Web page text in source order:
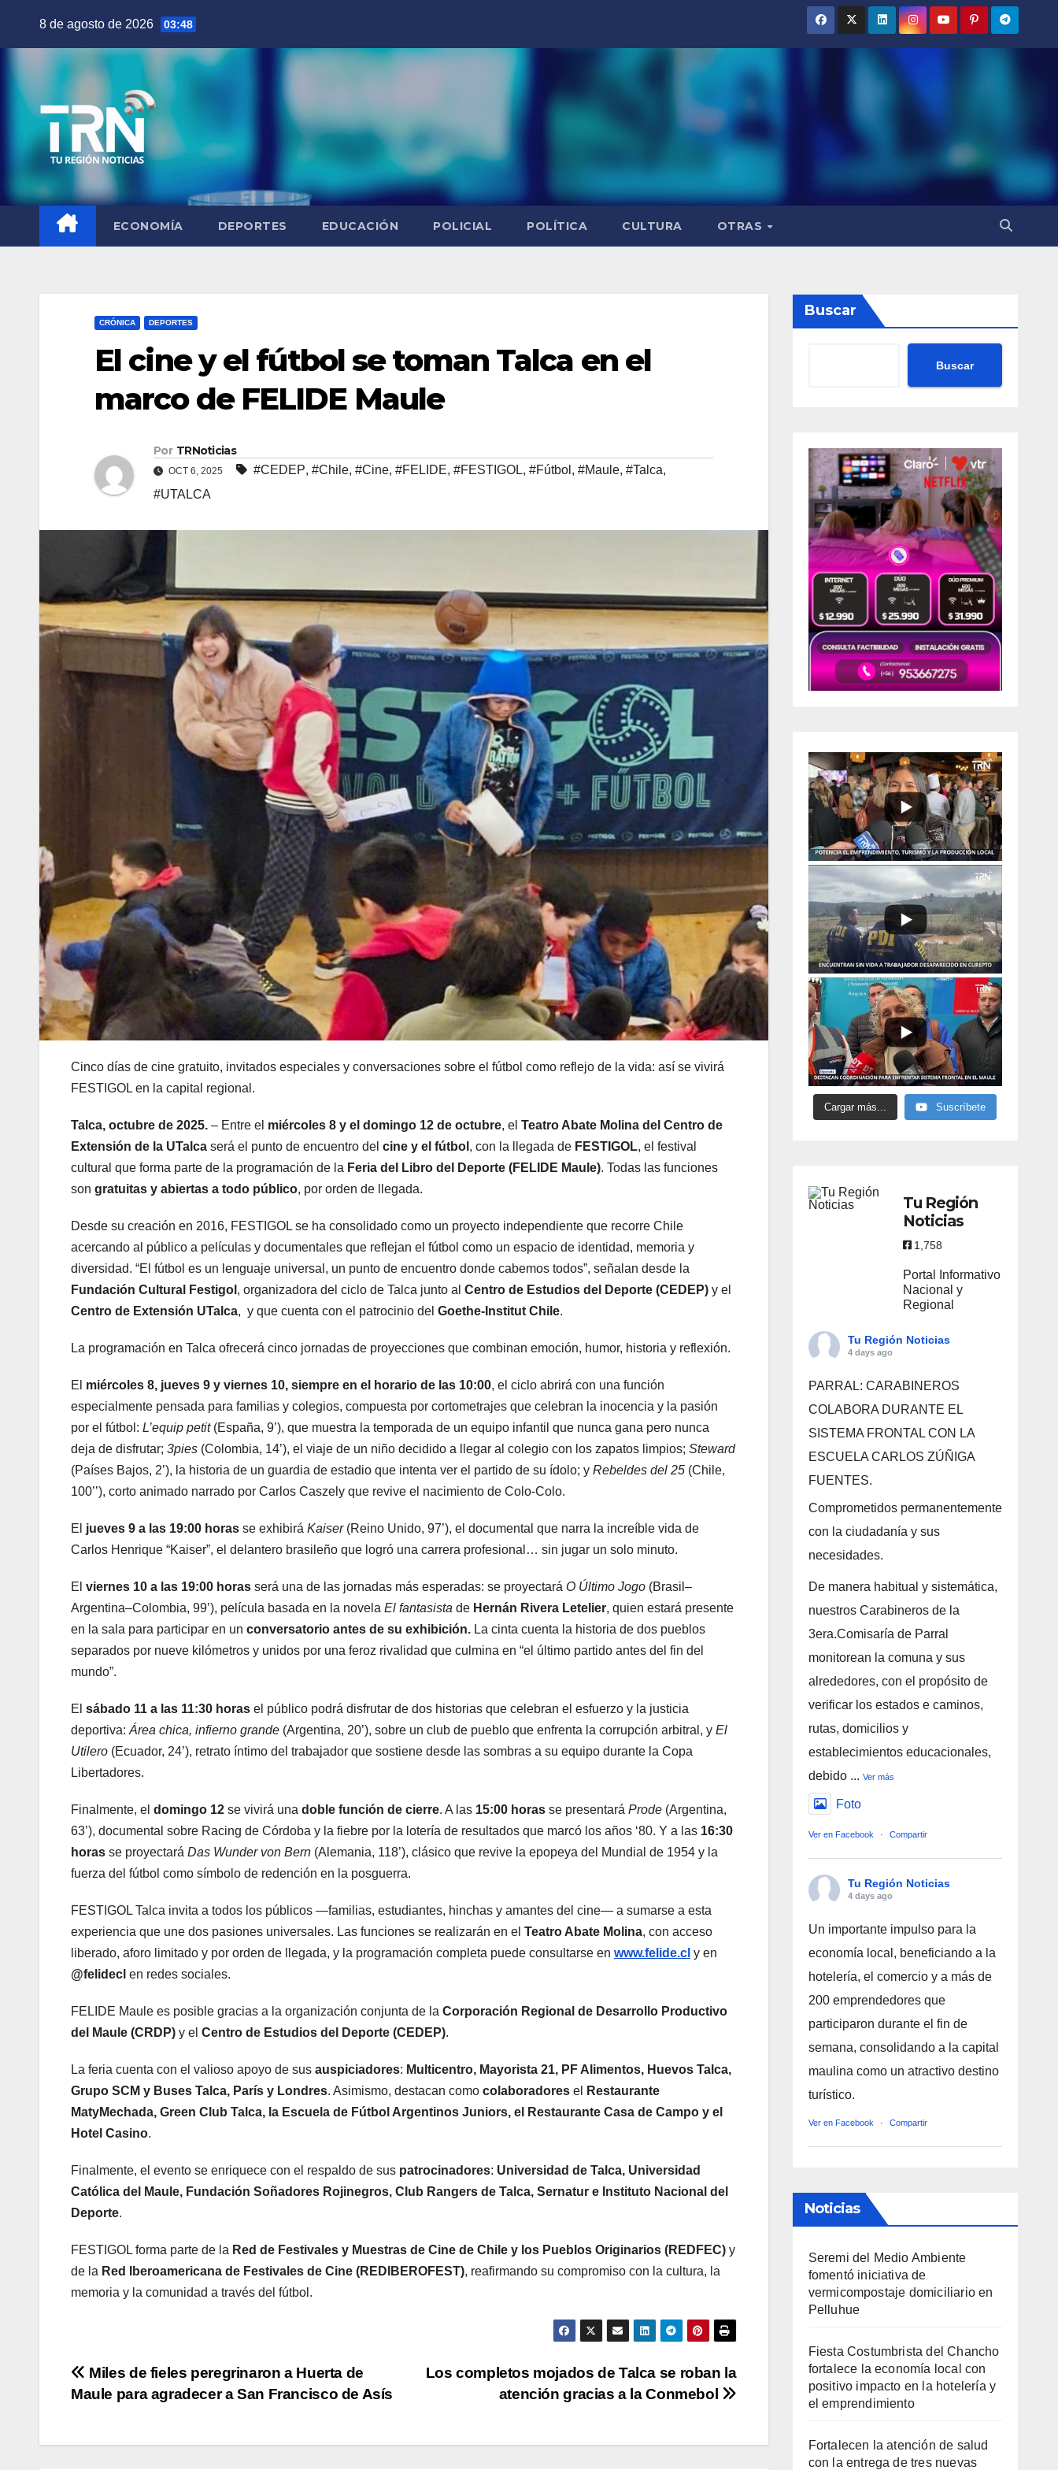
8 de agosto de 2026 03:48
ECONOMÍA DEPORTES EDUCACIÓN POLICIAL POLÍTICA CULTURA OTRAS
CRÓNICA DEPORTES
El cine y el fútbol se toman Talca en el
marco de FELIDE Maule
Por TRNoticias
OCT 6, 2025 #CEDEP, #Chile, #Cine, #FELIDE, #FESTIGOL, #Fútbol , #Maule, #Talca,
#UTALCA
Cinco días de cine gratuito, invitados especiales y conversaciones sobre el fútbol como reflejo de la vida: así se vivirá
FESTIGOL en la capital regional.
Talca, octubre de 2025. – Entre el miércoles 8 y el domingo 12 de octubre, el Teatro Abate Molina del Centro de
Extensión de la UTalca será el punto de encuentro del cine y el fútbol , con la llegada de FESTIGOL, el festival
cultural que forma parte de la programación de la Feria del Libro del Deporte (FELIDE Maule). Todas las funciones
son gratuitas y abiertas a todo público, por orden de llegada.
Desde su creación en 2016, FESTIGOL se ha consolidado como un proyecto independiente que recorre Chile
acercando al público a películas y documentales que reflejan el fútbol como un espacio de identidad, memoria y
diversidad. “El fútbol es un lenguaje universal, un punto de encuentro donde cabemos todos”, señalan desde la
Fundación Cultural Festigol , organizadora del ciclo de Talca junto al Centro de Estudios del Deporte (CEDEP) y el
Centro de Extensión UTalca, y que cuenta con el patrocinio del Goethe-Institut Chile.
La programación en Talca ofrecerá cinco jornadas de proyecciones que combinan emoción, humor, historia y reflexión.
El miércoles 8, jueves 9 y viernes 10, siempre en el horario de las 10:00, el ciclo abrirá con una función
especialmente pensada para familias y colegios, compuesta por cortometrajes que celebran la inocencia y la pasión
por el fútbol: L’equip petit(España, 9’), que muestra la temporada de un equipo infantil que nunca gana pero nunca
deja de disfrutar; 3pies (Colombia, 14’), el viaje de un niño decidido a llegar al colegio con los zapatos limpios; Steward
(Países Bajos, 2’), la historia de un guardia de estadio que intenta ver el partido de su ídolo; y Rebeldes del 25 (Chile,
100’’), corto animado narrado por Carlos Caszely que revive el nacimiento de Colo-Colo.
El jueves 9 a las 19:00 horas se exhibirá Kaiser(Reino Unido, 97’), el documental que narra la increíble vida de
Carlos Henrique “Kaiser”, el delantero brasileño que logró una carrera profesional… sin jugar un solo minuto.
El viernes 10 a las 19:00 horas será una de las jornadas más esperadas: se proyectará O Último Jogo (Brasil–
Argentina–Colombia, 99’), película basada en la novela El fantasista de Hernán Rivera Letelier, quien estará presente
en la sala para participar en un conversatorio antes de su exhibición. La cinta cuenta la historia de dos pueblos
separados por nueve kilómetros y unidos por una feroz rivalidad que culmina en “el último partido antes del fin del
mundo”.
El sábado 11 a las 11:30 horas el público podrá disfrutar de dos historias que celebran el esfuerzo y la justicia
deportiva: Área chica, infierno grande (Argentina, 20’), sobre un club de pueblo que enfrenta la corrupción arbitral, y El
Utilero (Ecuador, 24’), retrato íntimo del trabajador que sostiene desde las sombras a su equipo durante la Copa
Libertadores.
Finalmente, el domingo 12 se vivirá una doble función de cierre. A las 15:00 horas se presentará Prode (Argentina,
63’), documental sobre Racing de Córdoba y la fiebre por la lotería de resultados que marcó los años ‘80. Y a las 16:30
horas se proyectará Das Wunder von Bern (Alemania, 118’), clásico que revive la epopeya del Mundial de 1954 y la
fuerza del fútbol como símbolo de redención en la posguerra.
FESTIGOL Talca invita a todos los públicos —familias, estudiantes, hinchas y amantes del cine— a sumarse a esta
experiencia que une dos pasiones universales. Las funciones se realizarán en el Teatro Abate Molina, con acceso
liberado, aforo limitado y por orden de llegada, y la programación completa puede consultarse en www.felide.cl y en
@felidecl en redes sociales.
FELIDE Maule es posible gracias a la organización conjunta de la Corporación Regional de Desarrollo Productivo
del Maule (CRDP) y el Centro de Estudios del Deporte (CEDEP).
La feria cuenta con el valioso apoyo de sus auspiciadores: Multicentro, Mayorista 21, PF Alimentos, Huevos Talca,
Grupo SCM y Buses Talca, París y Londres. Asimismo, destacan como colaboradores el
Restaurante
MatyMechada, Green Club Talca, la Escuela de Fútbol Argentinos Juniors, el Restaurante Casa de Campo y el
Hotel Casino.
Finalmente, el evento se enriquece con el respaldo de sus patrocinadores: Universidad de Talca, Universidad
Católica del Maule, Fundación Soñadores Rojinegros, Club Rangers de Talca, Sernatur e Instituto Nacional del
Deporte.
FESTIGOL forma parte de la Red de Festivales y Muestras de Cine de Chile y los Pueblos Originarios (REDFEC) y
de la Red Iberoamericana de Festivales de Cine (REDIBEROFEST), reafirmando su compromiso con la cultura, la
memoria y la comunidad a través del fútbol.
Navegación
entradas
Los completos mojados de Talca se roban la
atención gracias a la Conmebol
Miles de fieles peregrinaron a Huerta de
Maule para agradecer a San Francisco de Asís
Buscar
Buscar
Cargar más... Suscríbete
Tu Región
Noticias
1,758
Portal Informativo
Nacional y
Regional
Tu Región Noticias
4 days ago
PARRAL: CARABINEROS
COLABORA DURANTE EL
SISTEMA FRONTAL CON LA
ESCUELA CARLOS ZÚÑIGA
FUENTES.
Comprometidos permanentemente
con la ciudadanía y sus
necesidades.
De manera habitual y sistemática,
nuestros Carabineros de la
3era.Comisaría de Parral
monitorean la comuna y sus
alrededores, con el propósito de
verificar los estados e caminos,
rutas, domicilios y
establecimientos educacionales,
debido ... Ver más
Foto
Ver en Facebook · Compartir
Tu Región Noticias
4 days ago
Un importante impulso para la
economía local, beneficiando a la
hotelería, el comercio y a más de
200 emprendedores que
participaron durante el fin de
semana, consolidando a la capital
maulina como un atractivo destino
turístico.
Ver en Facebook · Compartir
Noticias
Seremi del Medio Ambiente
fomentó iniciativa de
vermicompostaje domiciliario en
Pelluhue
Fiesta Costumbrista del Chancho
fortalece la economía local con
positivo impacto en la hotelería y
el emprendimiento
Fortalecen la atención de salud
con la entrega de tres nuevas